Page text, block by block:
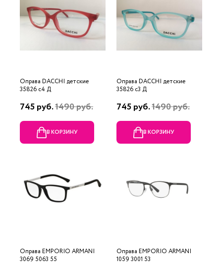
Оправа DACCHI детские
35826 c4 Д
745 руб.1490 руб.
В КОРЗИНУ
Оправа DACCHI детские
35826 c3 Д
745 руб.1490 руб.
В КОРЗИНУ
Оправа EMPORIO ARMANI
3069 5063 55
Оправа EMPORIO ARMANI
1059 3001 53